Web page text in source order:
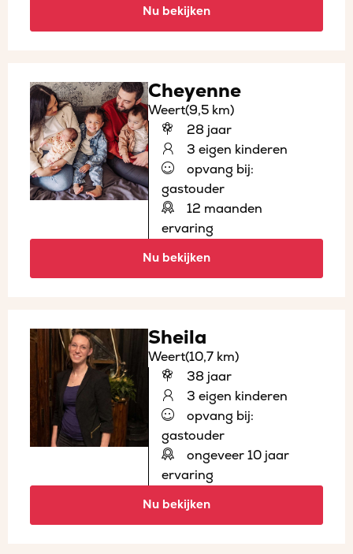
Nu bekijken
Cheyenne
Weert(9,5 km)
28 jaar
3 eigen kinderen
opvang bij:
gastouder
12 maanden
ervaring
Nu bekijken
Sheila
Weert(10,7 km)
38 jaar
3 eigen kinderen
opvang bij:
gastouder
ongeveer 10 jaar
ervaring
Nu bekijken